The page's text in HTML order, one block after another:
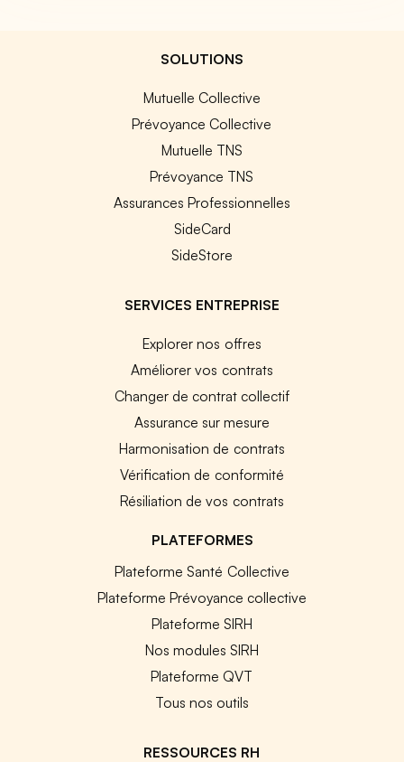
SOLUTIONS
Mutuelle Collective
Prévoyance Collective
Mutuelle TNS
Prévoyance TNS
Assurances Professionnelles
SideCard
SideStore
SERVICES ENTREPRISE
Explorer nos offres
Améliorer vos contrats
Changer de contrat collectif
Assurance sur mesure
Harmonisation de contrats
Vérification de conformité
Résiliation de vos contrats
PLATEFORMES
Plateforme Santé Collective
Plateforme Prévoyance collective
Plateforme SIRH
Nos modules SIRH
Plateforme QVT
Tous nos outils
RESSOURCES RH